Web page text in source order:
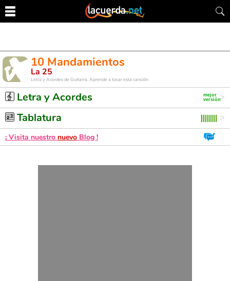
10 Mandamientos
La 25
Letra y Acordes de Guitarra. Aprende a tocar esta canción
Letra y Acordes
Tablatura
¡ Visita nuestro nuevo Blog !